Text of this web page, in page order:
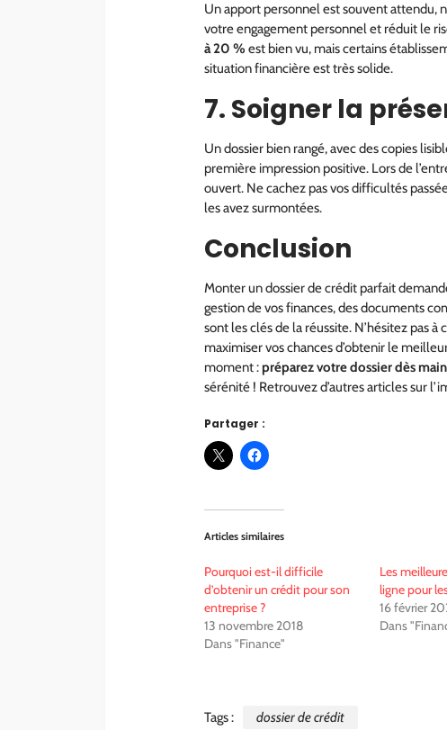
Un apport personnel est souvent
votre engagement personnel et réduit le
à 20 % est bien vu, mais certains
situation financière est très solide.
7. Soigner la
Un dossier bien rangé, avec des copies
première impression positive. Lors de
ouvert. Ne cachez pas vos difficultés
les avez surmontées.
Conclusion
Monter un dossier de crédit parfait
gestion de vos finances, des documents
sont les clés de la réussite. N’hésitez pas
maximiser vos chances d’obtenir le
moment :préparez votre dossier dès
sérénité ! Retrouvez d’autres articles sur
Partager :
Articles similaires
Pourquoi est-il difficile
d’obtenir un crédit pour son
entreprise ?
13 novembre 2018
Dans "Finance"
Les
ligne pour
16 février
Dans
Tags : dossier de crédit